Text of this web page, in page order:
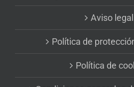
Aviso legal
Política de
Política de